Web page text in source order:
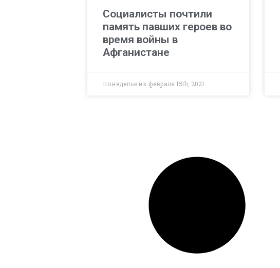
Социалисты почтили
память павших героев во
время войны в
Афганистане
понедельник февраля 15th, 2021